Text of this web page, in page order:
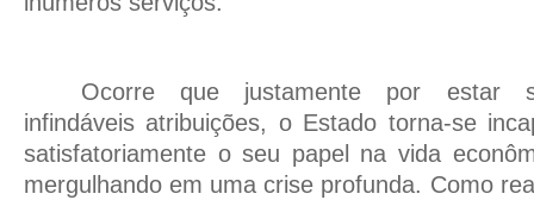
Ocorre que justamente por estar
infindáveis atribuições, o Estado torna-se
satisfatoriamente o seu papel na vida
mergulhando em uma crise profunda. Como